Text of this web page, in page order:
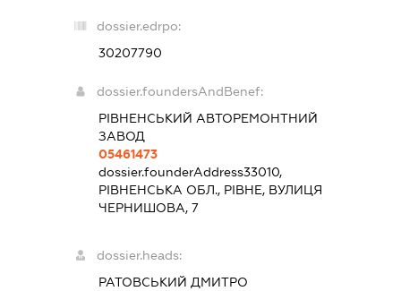
dossier.edrpo:
30207790
dossier.foundersAndBenef:
РІВНЕНСЬКИЙ АВТОРЕМОНТНИЙ
ЗАВОД
05461473
dossier.founderAddress33010,
РІВНЕНСЬКА ОБЛ., РІВНЕ, ВУЛИЦЯ
ЧЕРНИШОВА, 7
dossier.heads:
РАТОВСЬКИЙ ДМИТРО